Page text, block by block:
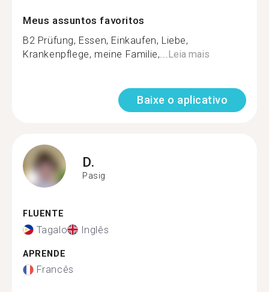
Meus assuntos favoritos
B2 Prüfung, Essen, Einkaufen, Liebe,
Krankenpflege, meine Familie,...Leia mais
Baixe o aplicativo
D.
Pasig
FLUENTE
Tagalo Inglês
APRENDE
Francês